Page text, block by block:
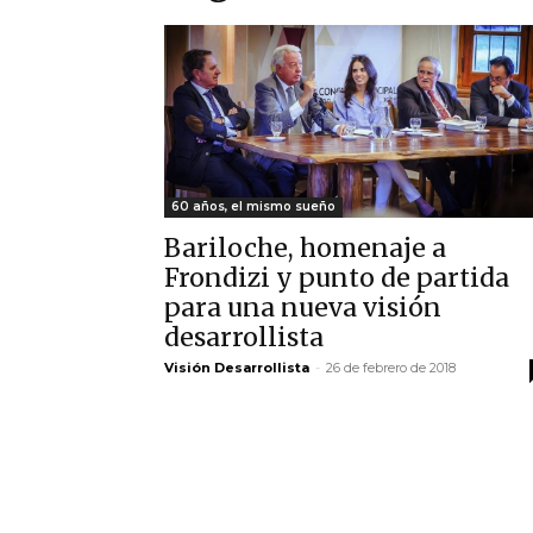
60 años, el mismo sueño
Bariloche, homenaje a
Frondizi y punto de partida
para una nueva visión
desarrollista
Visión Desarrollista - 26 de febrero de 2018